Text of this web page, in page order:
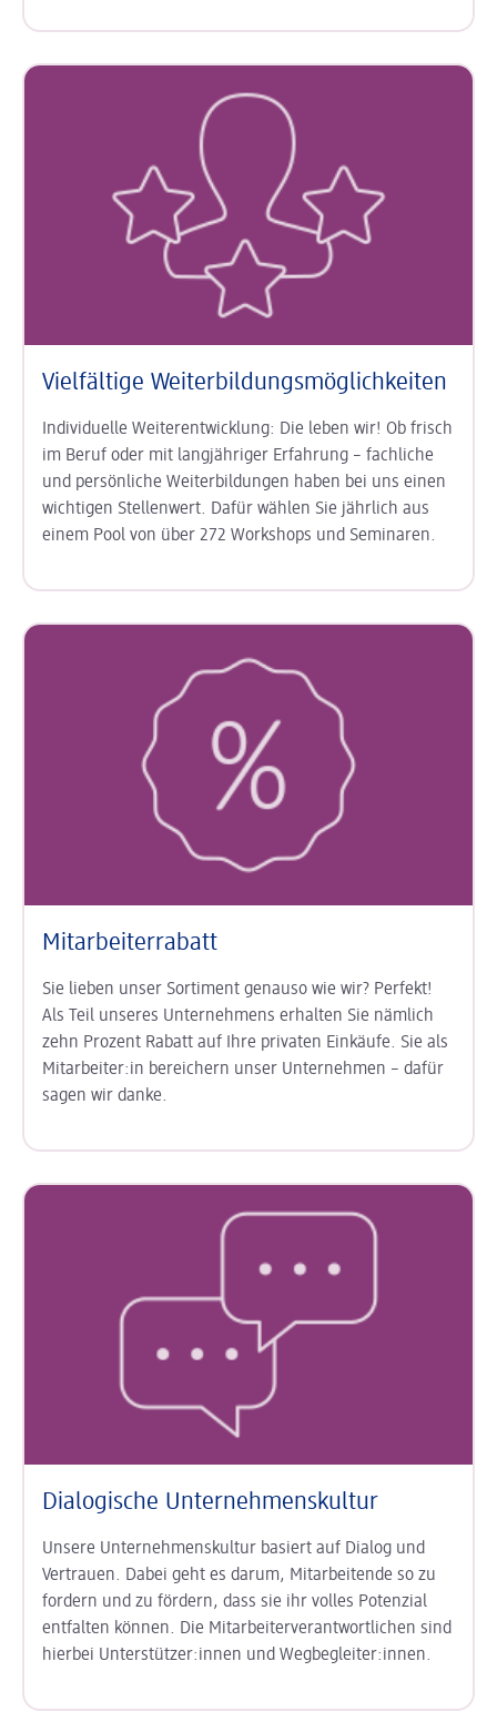
Vielfältige Weiterbildungs­möglichkeiten
Individuelle Weiterentwicklung: Die leben wir! Ob frisch
im Beruf oder mit langjähriger Erfahrung – fachliche
und persönliche Weiterbildungen haben bei uns einen
wichtigen Stellenwert. Dafür wählen Sie jährlich aus
einem Pool von über 272 Workshops und Seminaren.
Mitarbeiterrabatt
Sie lieben unser Sortiment genauso wie wir? Perfekt!
Als Teil unseres Unternehmens erhalten Sie nämlich
zehn Prozent Rabatt auf Ihre privaten Einkäufe. Sie als
Mitarbeiter:in bereichern unser Unternehmen – dafür
sagen wir danke.
Dialogische Unternehmenskultur
Unsere Unternehmenskultur basiert auf Dialog und
Vertrauen. Dabei geht es darum, Mitarbeitende so zu
fordern und zu fördern, dass sie ihr volles Potenzial
entfalten können. Die Mitarbeiterverantwortlichen sind
hierbei Unterstützer:innen und Wegbegleiter:innen.